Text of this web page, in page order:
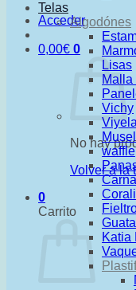
Acceder
0,00€ 0
No hay
Volver a la
0
Carrito
Telas
Algodónes
Lisas
Malla
Vichy
waffle
Katia